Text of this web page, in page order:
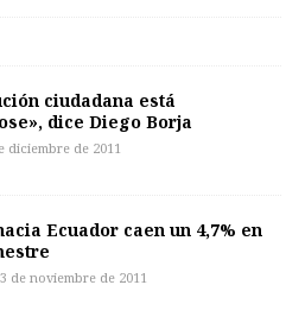
ciudadana está
dice Diego Borja
diciembre de 2011
Ecuador caen un 4,7% en
de noviembre de 2011